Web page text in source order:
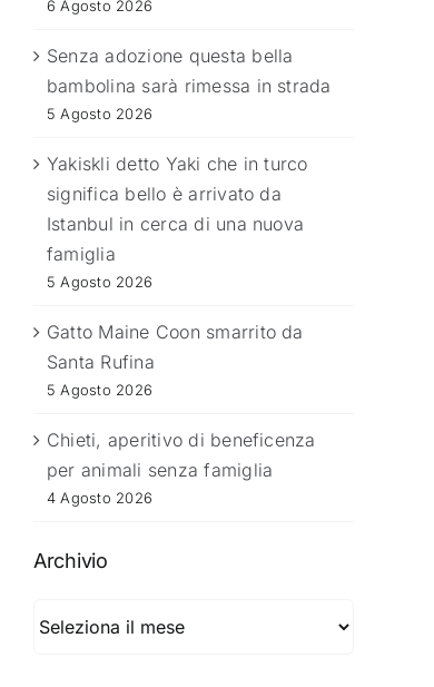
6 Agosto 2026
Senza adozione questa bella
bambolina sarà rimessa in strada
5 Agosto 2026
Yakiskli detto Yaki che in turco
significa bello è arrivato da
Istanbul in cerca di una nuova
famiglia
5 Agosto 2026
Gatto Maine Coon smarrito da
Santa Rufina
5 Agosto 2026
Chieti, aperitivo di beneficenza
per animali senza famiglia
4 Agosto 2026
Archivio